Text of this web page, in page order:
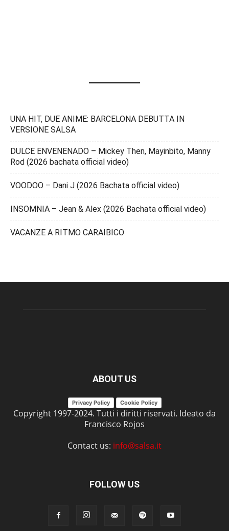
UNA HIT, DUE ANIME: BARCELONA DEBUTTA IN
VERSIONE SALSA
DULCE ENVENENADO – Mickey Then, Mayinbito, Manny
Rod (2026 bachata official video)
VOODOO – Dani J (2026 Bachata official video)
INSOMNIA – Jean & Alex (2026 Bachata official video)
VACANZE A RITMO CARAIBICO
ABOUT US
Privacy Policy Cookie Policy
Copyright 1997-2024. Tutti i diritti riservati. Ideato da
Francisco Rojos
Contact us: info@salsa.it
FOLLOW US